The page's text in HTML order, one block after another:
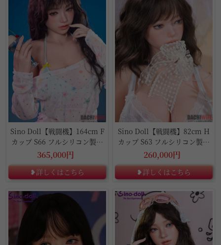
Sino Doll【戦闘機】164cm F
カップ S66 フルシリコン製ラ
ブドール
365,000円
❥詳しくはこちら
Sino Doll【戦闘機】82cm H
カップ S63 フルシリコン製ラ
ブドール
260,000円
❥詳しくはこちら